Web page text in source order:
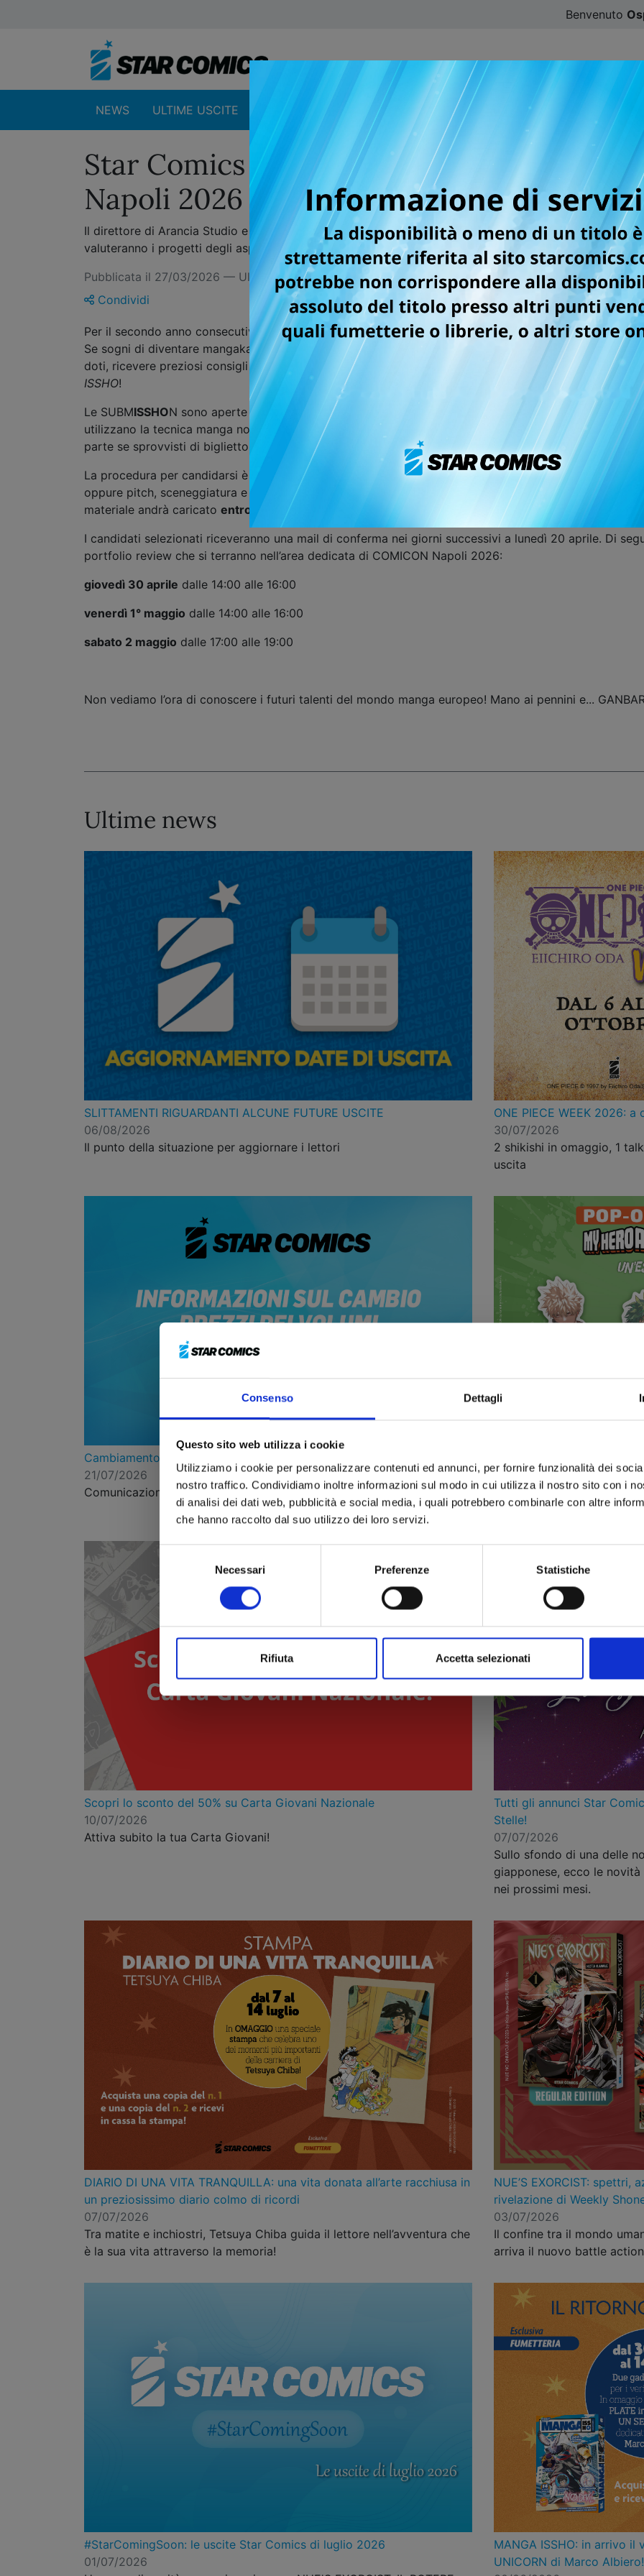
Consenso Dettagli
Questo sito web utilizza i cookie
Utilizziamo i cookie per personalizzare contenuti ed annunci, per fornire funzionalità dei
nostro traffico. Condividiamo inoltre informazioni sul modo in cui utilizza il nostro sito con i
di analisi dei dati web, pubblicità e social media, i quali potrebbero combinarle con altre
che hanno raccolto dal suo utilizzo dei loro servizi.
Necessari Preferenze Statistiche
Rifiuta Accetta selezionati
Benvenuto
NEWS ULTIME USCITE CATALOGO SFOGLIA ONLINE DIGISTAR
Star Comics apre le SUBMISSHON
Napoli 2026
Il direttore di Arancia Studio e coordinatore editoriale di Manga Issho Davide Morando e il publishing
valuteranno i progetti degli aspiranti selezionati
Pubblicata il 27/03/2026 — Ultimo aggiornamento 27/03/2026
Condividi
Per il secondo anno consecutivo tornano a COMICON Napoli le SUBMISSHON!
Se sogni di diventare mangaka professionista e di venire pubblicato nei principali paesi europei, non
doti, ricevere preziosi consigli e feedback per migliorare ulteriormente il tuo lavoro ed
ISSHO!
Le SUBMISSHON sono aperte a sceneggiatori, disegnatori e autori completi che utilizzano la tecnica
utilizzano la tecnica manga non saranno selezionati. Le SUBM
N si terranno all'interno di
parte se sprovvisti di biglietto o accredito per COMICON. Non sarà possibile altresì partecipare da
La procedura per candidarsi è semplice: occorre preparare un portfolio contenente character
oppure pitch, sceneggiatura e schede personaggi (per gli sceneggiatori), oppure un name di
materiale andrà caricato entro lunedì 20 aprile nello spazio WeTransfer di Star Comics:
https://
I candidati selezionati riceveranno una mail di conferma nei giorni successivi a lunedì 20 aprile. Di
portfolio review che si terranno nell’area dedicata di COMICON Napoli 2026:
giovedì 30 aprile dalle 14:00 alle 16:00
venerdì 1° maggio dalle 14:00 alle 16:00
sabato 2 maggio dalle 17:00 alle 19:00
Non vediamo l’ora di conoscere i futuri talenti del mondo manga europeo! Mano ai pennini e...
Ultime news
SLITTAMENTI RIGUARDANTI ALCUNE FUTURE USCITE
06/08/2026
Il punto della situazione per aggiornare i lettori
ONE PIECE WEEK 2026:
30/07/2026
2 shikishi in omaggio, 1
uscita
Cambiamento prezzi da marzo 2026
21/07/2026
Comunicazione ai lettori
collezionare, in omaggio
14/07/2026
Dal 14 luglio al 4 agosto
Scopri lo sconto del 50% su Carta Giovani Nazionale
10/07/2026
Attiva subito la tua Carta Giovani!
Tutti gli annunci Star
Stelle!
07/07/2026
Sullo sfondo di una delle
giapponese, ecco le
nei prossimi mesi.
DIARIO DI UNA VITA TRANQUILLA: una vita donata all’arte racchiusa in
un preziosissimo diario colmo di ricordi
07/07/2026
Tra matite e inchiostri, Tetsuya Chiba guida il lettore nell’avventura che
è la sua vita attraverso la memoria!
NUE’S EXORCIST:
rivelazione di Weekly
03/07/2026
Il confine tra il mondo
arriva il nuovo battle
#StarComingSoon: le uscite Star Comics di luglio 2026
01/07/2026
MANGA ISSHO: in arrivo
UNICORN di Marco Albiero!